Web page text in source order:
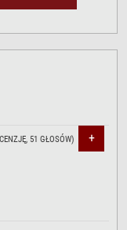
51 GŁOSÓW) +